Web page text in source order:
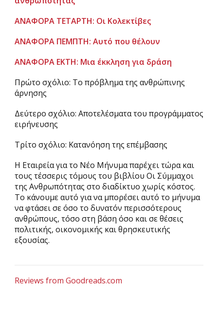
ΑΝΑΦΟΡΑ ΤΕΤΑΡΤΗ: Οι Κολεκτίβες
ΑΝΑΦΟΡΑ ΠΕΜΠΤΗ: Αυτό που θέλουν
ΑΝΑΦΟΡΑ ΕΚΤΗ: Μια έκκληση για δράση
Πρώτο σχόλιο: Το πρόβλημα της ανθρώπινης
άρνησης
Δεύτερο σχόλιο: Αποτελέσματα του προγράμματος
ειρήνευσης
Τρίτο σχόλιο: Κατανόηση της επέμβασης
Η Εταιρεία για το Νέο Μήνυμα παρέχει τώρα και
τους τέσσερις τόμους του βιβλίου Οι Σύμμαχοι
της Ανθρωπότητας στο διαδίκτυο χωρίς κόστος.
Το κάνουμε αυτό για να μπορέσει αυτό το μήνυμα
να φτάσει σε όσο το δυνατόν περισσότερους
ανθρώπους, τόσο στη βάση όσο και σε θέσεις
πολιτικής, οικονομικής και θρησκευτικής
εξουσίας.
Reviews from Goodreads.com